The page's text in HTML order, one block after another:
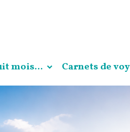
mois... Carnets de